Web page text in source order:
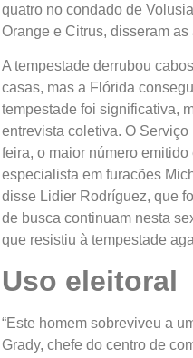
quatro no condado de
Orange e Citrus, disseram
A tempestade derrubou
casas, mas a Flórida
tempestade foi significativa,
entrevista coletiva. O
feira, o maior número
especialista em furacões
disse Lidier Rodríguez, que
de busca continuam nesta
que resistiu à tempestade
Uso eleitoral
“Este homem sobreviveu a
Grady, chefe do centro de